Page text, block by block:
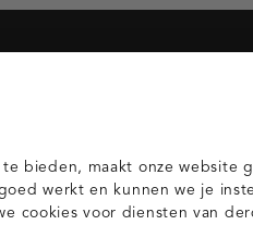
bieden, maakt onze website
werkt en kunnen we je
cookies voor diensten van